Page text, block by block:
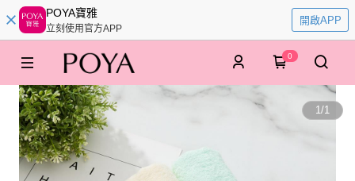
POYA寶雅
立刻使用官方APP
開啟APP
0
1/1